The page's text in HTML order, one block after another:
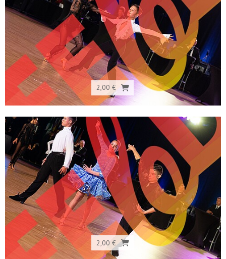
2,00 €
2,00 €